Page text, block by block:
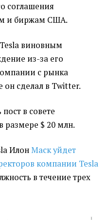
соглашения
и биржам США.
виновным
из-за его
с рынка
он сделал в Twitter.
в совете
размере $ 20 млн.
ИлонМаск уйдет
компании Tesla
в течение трех